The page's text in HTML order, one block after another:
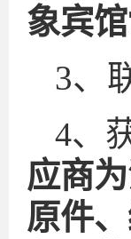
象宾
3、
4、
应商
原件